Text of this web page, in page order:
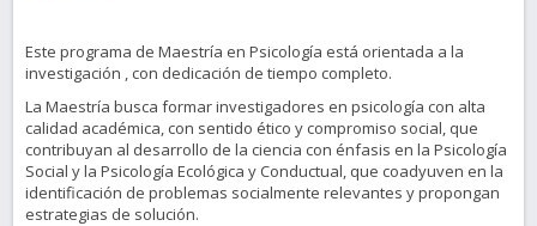
Este programa de Maestría en Psicología está orientada a la
investigación , con dedicación de tiempo completo.
La Maestría busca formar investigadores en psicología con alta
calidad académica, con sentido ético y compromiso social, que
contribuyan al desarrollo de la ciencia con énfasis en la Psicología
Social y la Psicología Ecológica y Conductual, que coadyuven en la
identificación de problemas socialmente relevantes y propongan
estrategias de solución.